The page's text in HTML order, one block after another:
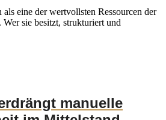
als eine der wertvollsten Ressourcen der
sie besitzt, strukturiert und
manuelle